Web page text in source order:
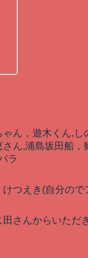
ん，遊木くん,し
ん,浦島坂田船，
ラ
けつえき(自分ので
さんからいただ